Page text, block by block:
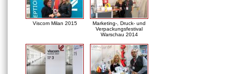
Viscom Milan 2015
Marketing-, Druck- und
Verpackungsfestival
Warschau 2014